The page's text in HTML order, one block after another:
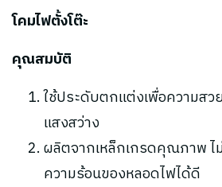
โคมไฟตั้งโต๊ะ
คุณสมบัติ
ใช้ประดับตกแต่งเพื่อความสว
แสงสว่าง
ผลิตจากเหล็กเกรดคุณภาพ
ความร้อนของหลอดไฟได้ดี